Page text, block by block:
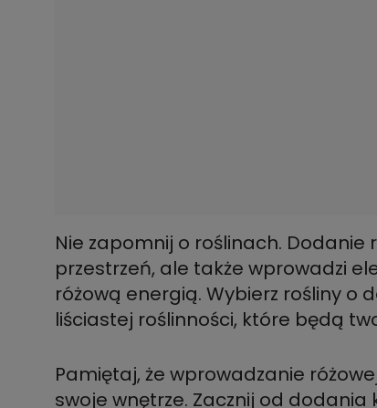
Nie zapomnij o roślinach. Dodanie
przestrzeń, ale także wprowadzi
różową energią. Wybierz rośliny o
liściastej roślinności, które będą
Pamiętaj, że wprowadzanie
swoje wnętrze. Zacznij od